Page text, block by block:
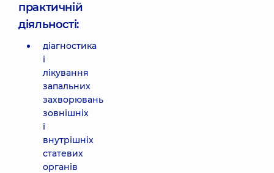
практичній
діяльності:
діагностика
і
лікування
запальних
захворювань
зовнішніх
і
внутрішніх
статевих
органів